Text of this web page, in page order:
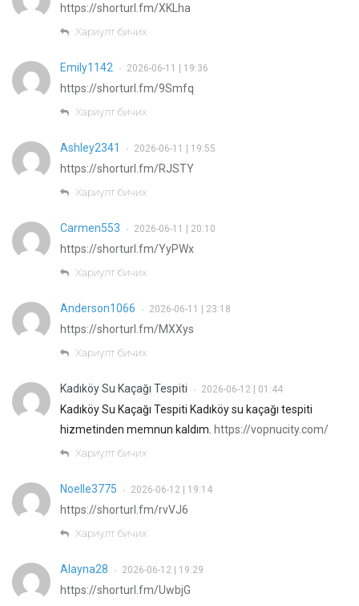
https://shorturl.fm/XKLha
Хариулт бичих
Emily1142 • 2026-06-11 | 19:36
https://shorturl.fm/9Smfq
Хариулт бичих
Ashley2341 • 2026-06-11 | 19:55
https://shorturl.fm/RJSTY
Хариулт бичих
Carmen553 • 2026-06-11 | 20:10
https://shorturl.fm/YyPWx
Хариулт бичих
Anderson1066 • 2026-06-11 | 23:18
https://shorturl.fm/MXXys
Хариулт бичих
Kadıköy Su Kaçağı Tespiti • 2026-06-12 | 01:44
Kadıköy Su Kaçağı Tespiti Kadıköy su kaçağı tespiti
hizmetinden memnun kaldım. https://vopnucity.com/
Хариулт бичих
Noelle3775 • 2026-06-12 | 19:14
https://shorturl.fm/rvVJ6
Хариулт бичих
Alayna28 • 2026-06-12 | 19:29
https://shorturl.fm/UwbjG